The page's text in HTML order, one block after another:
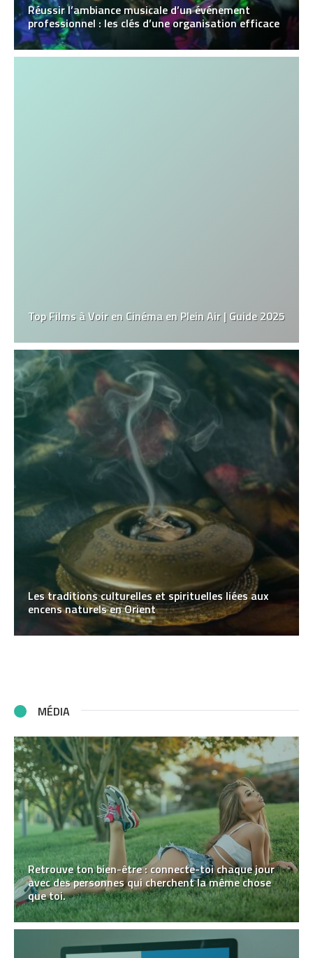
Réussir l’ambiance musicale d’un événement
professionnel : les clés d’une organisation efficace
Top Films à Voir en Cinéma en Plein Air | Guide 2025
Les traditions culturelles et spirituelles liées aux
encens naturels en Orient
MÉDIA
Retrouve ton bien-être : connecte-toi chaque jour
avec des personnes qui cherchent la même chose
que toi.